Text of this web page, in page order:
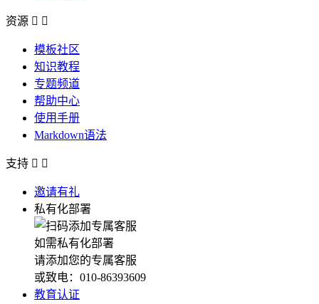
资源  
模板社区
知识教程
专题频道
帮助中心
使用手册
Markdown语法
支持  
邀请有礼
私有化部署
如需私有化部署
请添加您的专属客服
或致电：010-86393609
教育认证